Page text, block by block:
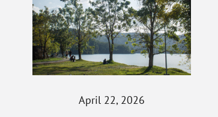
April 22, 2026